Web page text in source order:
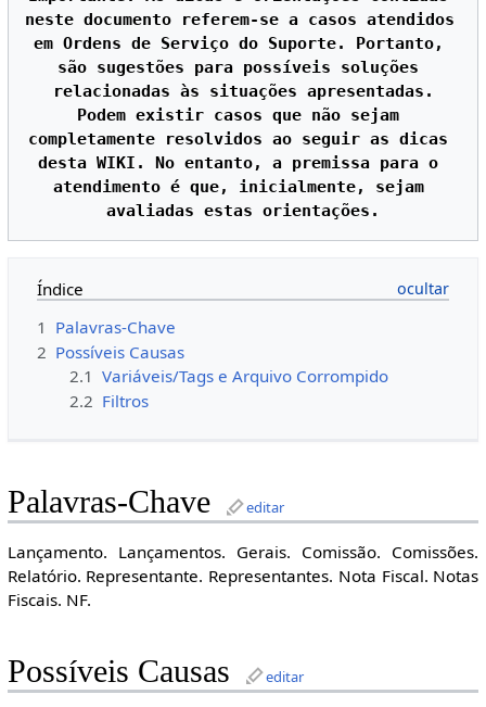
neste documento referem-se a casos atendidos
em Ordens de Serviço do Suporte. Portanto,
são sugestões para possíveis soluções
relacionadas às situações apresentadas.
Podem existir casos que não sejam
completamente resolvidos ao seguir as dicas
desta WIKI. No entanto, a premissa para o
atendimento é que, inicialmente, sejam
Índice
1 Palavras-Chave
2 Possíveis Causas
2.1 Variáveis/Tags e Arquivo Corrompido
2.2 Filtros
Palavras-Chave editar
Lançamento. Lançamentos. Gerais. Comissão. Comissões.
Relatório. Representante. Representantes. Nota Fiscal. Notas
Fiscais. NF.
Possíveis Causas editar